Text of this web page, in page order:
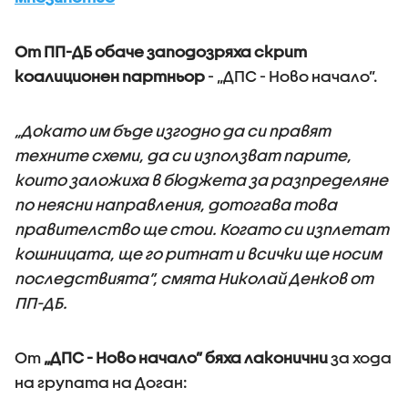
От ПП-ДБ обаче заподозряха скрит
коалиционен партньор - „ДПС - Ново начало”.
„Докато им бъде изгодно да си правят
техните схеми, да си използват парите,
които заложиха в бюджета за разпределяне
по неясни направления, дотогава това
правителство ще стои. Когато си изплетат
кошницата, ще го ритнат и всички ще носим
последствията”, смята Николай Денков от
ПП-ДБ.
От „ДПС - Ново начало” бяха лаконичниза хода
на групата на Доган: